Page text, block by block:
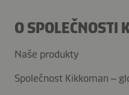
O SPOLEČNOSTI
Naše produkty
Společnost Kikkoman –